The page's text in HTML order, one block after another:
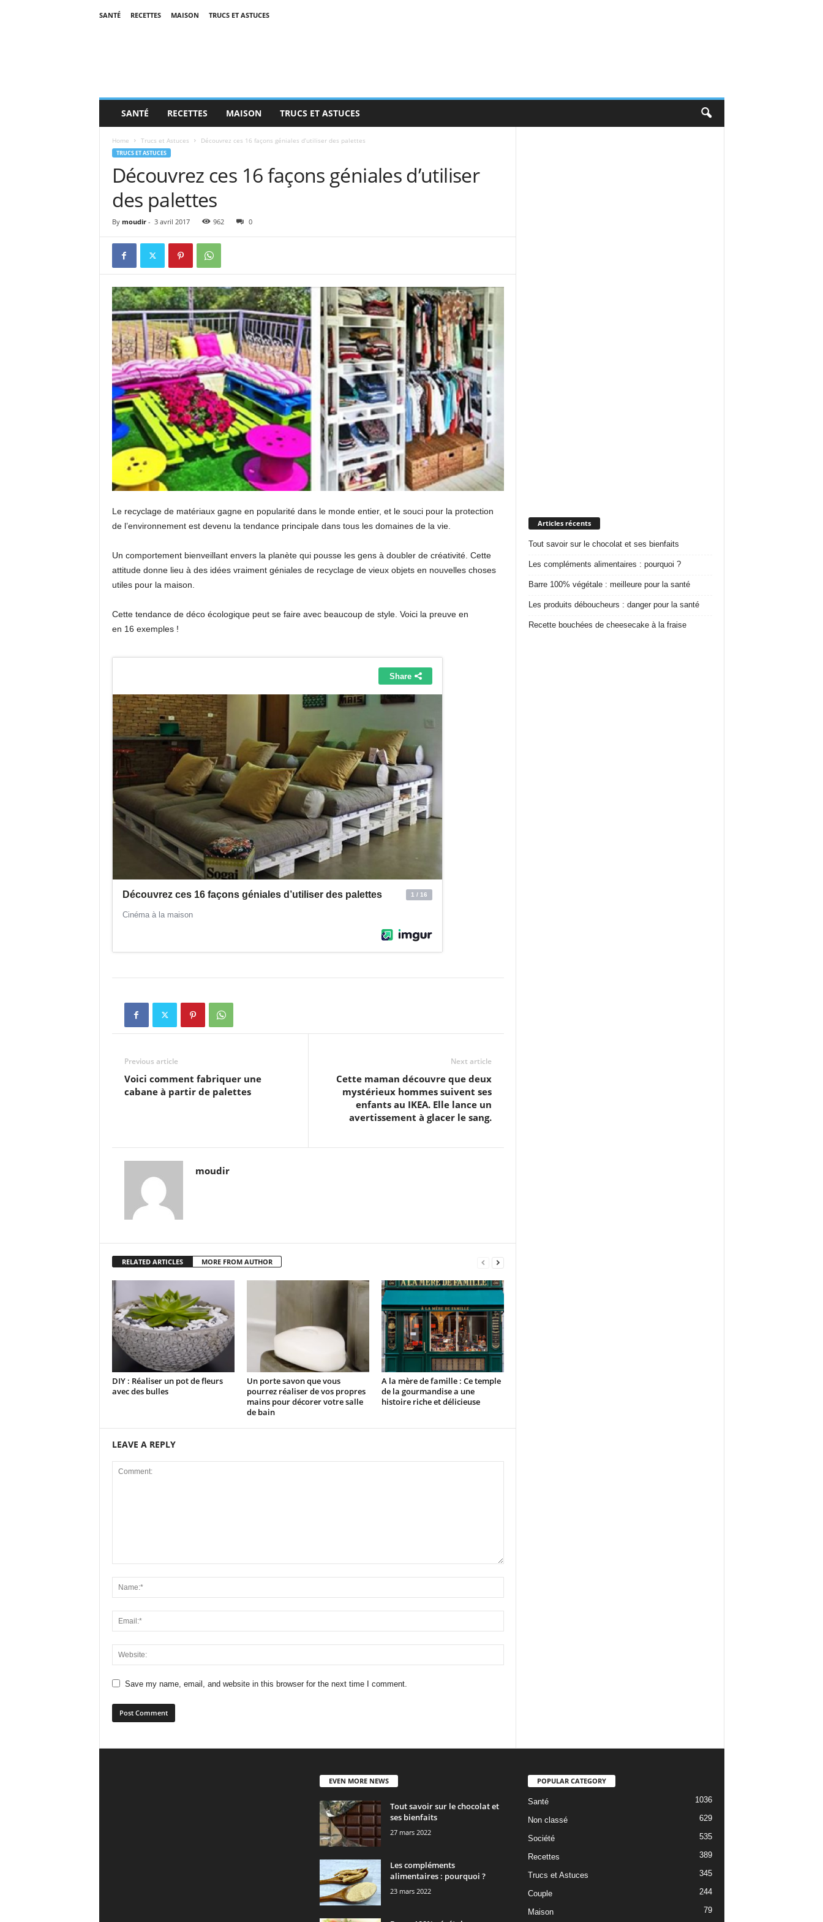
SANTÉ RECETTES MAISON TRUCS ET ASTUCES
SANTÉ RECETTES MAISON TRUCS ET ASTUCES
Home Trucs et Astuces Découvrez ces 16 façons géniales d’utiliser des palettes
TRUCS ET ASTUCES
Découvrez ces 16 façons géniales d’utiliser
des palettes
By moudir- 3 avril 2017 962 0
Le recyclage de matériaux gagne en popularité dans le monde entier, et le souci pour la protection
de l’environnement est devenu la tendance principale dans tous les domaines de la vie.
Un comportement bienveillant envers la planète qui pousse les gens à doubler de créativité. Cette
attitude donne lieu à des idées vraiment géniales de recyclage de vieux objets en nouvelles choses
utiles pour la maison.
Cette tendance de déco écologique peut se faire avec beaucoup de style. Voici la preuve en
en 16 exemples !
Previous article
Voici comment fabriquer une
cabane à partir de palettes
Next article
Cette maman découvre que deux
mystérieux hommes suivent ses
enfants au IKEA. Elle lance un
avertissement à glacer le sang.
moudir
RELATED ARTICLES MORE FROM AUTHOR
DIY : Réaliser un pot de fleurs
avec des bulles
Un porte savon que vous
pourrez réaliser de vos propres
mains pour décorer votre salle
de bain
A la mère de famille : Ce temple
de la gourmandise a une
histoire riche et délicieuse
LEAVE A REPLY
Save my name, email, and website in this browser for the next time I comment.
Articles récents
Tout savoir sur le chocolat et ses bienfaits
Les compléments alimentaires : pourquoi ?
Barre 100% végétale : meilleure pour la santé
Les produits déboucheurs : danger pour la santé
Recette bouchées de cheesecake à la fraise
EVEN MORE NEWS
Tout savoir sur le chocolat et
ses bienfaits
27 mars 2022
Les compléments
alimentaires : pourquoi ?
23 mars 2022
POPULAR CATEGORY
Santé 1036
Non classé 629
Société 535
Recettes 389
Trucs et Astuces 345
Couple 244
Maison 79